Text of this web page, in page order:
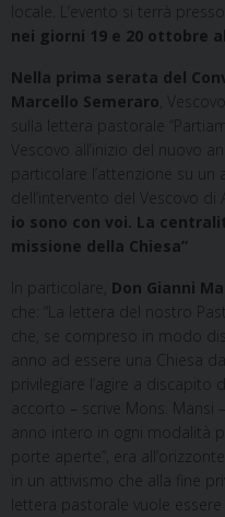
locale. L’evento si terrà
nei giorni 19 e 20 ottobre
Nella prima serata del
Marcello Semeraro ,
sulla lettera pastorale
Vescovo all’inizio del nuovo
particolare l’attenzione su
dell’intervento del Vescovo di
io sono con voi. La
missione della Chiesa”
In particolare,
Don Gianni
che: “La lettera del nostro
che, se compreso in modo
anno ad essere una Chiesa
privilegiare l’agire a discapito
accorto – scrive Mons.
anno intero in ogni modalità
porte aperte”, era
in un attivismo che alla fine
lettera pastorale vuole